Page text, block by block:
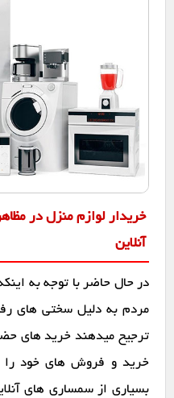
خریدار لوازم منزل در
آنلاین
در حال حاضر با توجه به
مردم به دلیل سختی های
ترجیح میدهند خرید های
خرید و فروش های خود را
بسیاری از سمساری های